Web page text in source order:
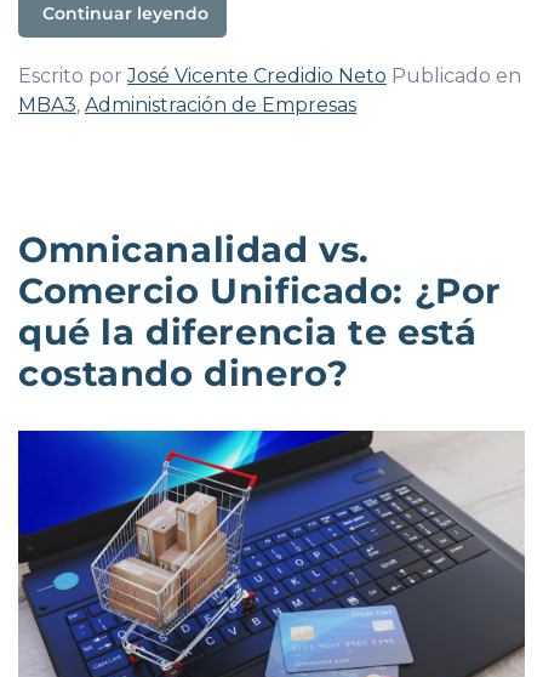
Continuar leyendo
Escrito porJosé Vicente Credidio Neto Publicado en
MBA3, Administración de Empresas
Omnicanalidad vs.
Comercio Unificado: ¿Por
qué la diferencia te está
costando dinero?